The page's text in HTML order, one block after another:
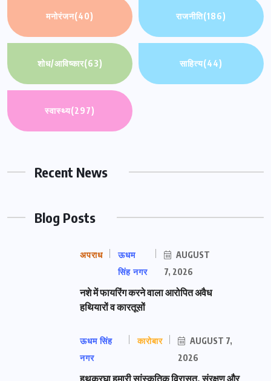
मनोरंजन(40) राजनीति(186)
शोध/आविष्कार(63) साहित्य(44)
स्वास्थ्य(297)
Recent News
Blog Posts
अपराध
ऊधम
सिंह नगर
AUGUST
7, 2026
नशे में फायरिंग करने वाला आरोपित अवैध
हथियारों व कारतूसों
ऊधम सिंह
नगर
कारोबार
AUGUST 7,
2026
हथकरघा हमारी सांस्कृतिक विरासत, संरक्षण और